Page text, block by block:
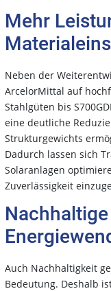
Mehr
Neben der
ArcelorMittal auf
Stahlgüten bis
eine deutliche
Strukturgewichts
Dadurch lassen sich
Solaranlagen
Zuverlässigkeit
Auch Nachhaltigkeit
Bedeutung. Deshalb